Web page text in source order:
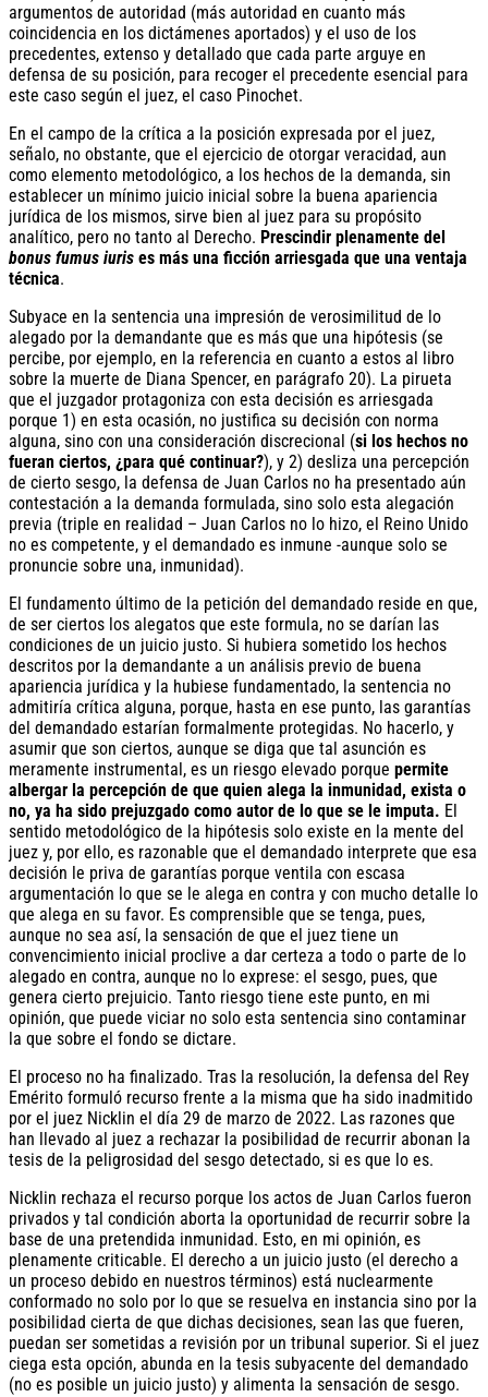
argumentos de autoridad (más autoridad en cuanto más
coincidencia en los dictámenes aportados) y el uso de los
precedentes, extenso y detallado que cada parte arguye en
defensa de su posición, para recoger el precedente esencial para
este caso según el juez, el caso Pinochet.
En el campo de la crítica a la posición expresada por el juez,
señalo, no obstante, que el ejercicio de otorgar veracidad, aun
como elemento metodológico, a los hechos de la demanda, sin
establecer un mínimo juicio inicial sobre la buena apariencia
jurídica de los mismos, sirve bien al juez para su propósito
analítico, pero no tanto al Derecho. Prescindir plenamente del
bonus fumus iuris es más una ficción arriesgada que una ventaja
técnica.
Subyace en la sentencia una impresión de verosimilitud de lo
alegado por la demandante que es más que una hipótesis (se
percibe, por ejemplo, en la referencia en cuanto a estos al libro
sobre la muerte de Diana Spencer, en parágrafo 20). La pirueta
que el juzgador protagoniza con esta decisión es arriesgada
porque 1) en esta ocasión, no justifica su decisión con norma
alguna, sino con una consideración discrecional (si los hechos no
fueran ciertos, ¿para qué continuar?), y 2) desliza una percepción
de cierto sesgo, la defensa de Juan Carlos no ha presentado aún
contestación a la demanda formulada, sino solo esta alegación
previa (triple en realidad – Juan Carlos no lo hizo, el Reino Unido
no es competente, y el demandado es inmune -aunque solo se
pronuncie sobre una, inmunidad).
El fundamento último de la petición del demandado reside en que,
de ser ciertos los alegatos que este formula, no se darían las
condiciones de un juicio justo. Si hubiera sometido los hechos
descritos por la demandante a un análisis previo de buena
apariencia jurídica y la hubiese fundamentado, la sentencia no
admitiría crítica alguna, porque, hasta en ese punto, las garantías
del demandado estarían formalmente protegidas. No hacerlo, y
asumir que son ciertos, aunque se diga que tal asunción es
meramente instrumental, es un riesgo elevado porque permite
albergar la percepción de que quien alega la inmunidad, exista o
no, ya ha sido prejuzgado como autor de lo que se le imputa. El
sentido metodológico de la hipótesis solo existe en la mente del
juez y, por ello, es razonable que el demandado interprete que esa
decisión le priva de garantías porque ventila con escasa
argumentación lo que se le alega en contra y con mucho detalle lo
que alega en su favor. Es comprensible que se tenga, pues,
aunque no sea así, la sensación de que el juez tiene un
convencimiento inicial proclive a dar certeza a todo o parte de lo
alegado en contra, aunque no lo exprese: el sesgo, pues, que
genera cierto prejuicio. Tanto riesgo tiene este punto, en mi
opinión, que puede viciar no solo esta sentencia sino contaminar
la que sobre el fondo se dictare.
El proceso no ha finalizado. Tras la resolución, la defensa del Rey
Emérito formuló recurso frente a la misma que ha sido inadmitido
por el juez Nicklin el día 29 de marzo de 2022. Las razones que
han llevado al juez a rechazar la posibilidad de recurrir abonan la
tesis de la peligrosidad del sesgo detectado, si es que lo es.
Nicklin rechaza el recurso porque los actos de Juan Carlos fueron
privados y tal condición aborta la oportunidad de recurrir sobre la
base de una pretendida inmunidad. Esto, en mi opinión, es
plenamente criticable. El derecho a un juicio justo (el derecho a
un proceso debido en nuestros términos) está nuclearmente
conformado no solo por lo que se resuelva en instancia sino por la
posibilidad cierta de que dichas decisiones, sean las que fueren,
puedan ser sometidas a revisión por un tribunal superior. Si el juez
ciega esta opción, abunda en la tesis subyacente del demandado
(no es posible un juicio justo) y alimenta la sensación de sesgo.